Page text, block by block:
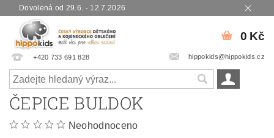
Dovolená od 29.6. - 12.7.2026
+420 733 691 828 hippokids@hippokids.cz
0 Kč
ČEPICE BULDOK
Neohodnoceno